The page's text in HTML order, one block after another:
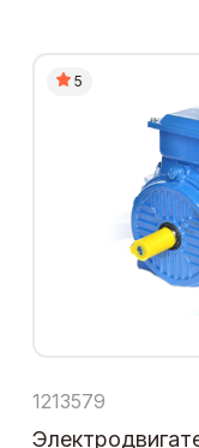
5
1213579